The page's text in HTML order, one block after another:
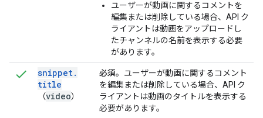
ユーザーが動画に関するコメントを
編集または削除している場合、API ク
ライアントは動画をアップロードし
たチャンネルの名前を表示する必要
があります。
snippet.
title
（video）
必須。ユーザーが動画に関するコメント
を編集または削除している場合、API ク
ライアントは動画のタイトルを表示する
必要があります。